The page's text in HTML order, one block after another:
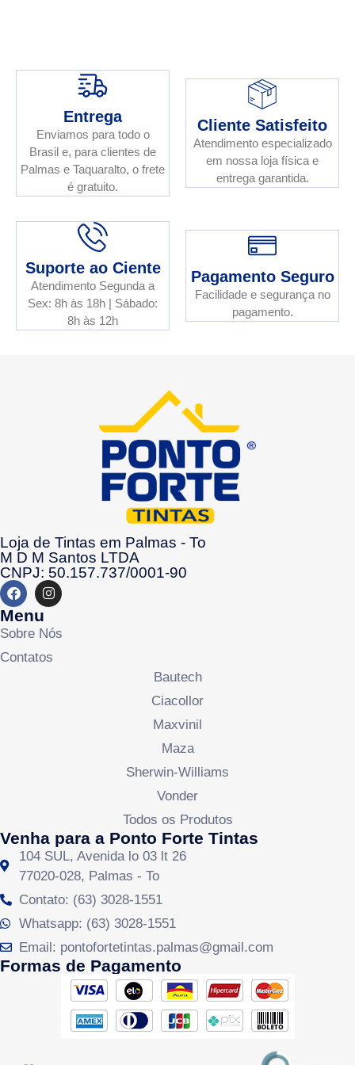
Entrega
Enviamos para todo o
Brasil e, para clientes de
Palmas e Taquaralto, o frete
é gratuito.
Cliente Satisfeito
Atendimento especializado
em nossa loja física e
entrega garantida.
Suporte ao Ciente
Atendimento Segunda a
Sex: 8h às 18h | Sábado:
8h às 12h
Pagamento Seguro
Facilidade e segurança no
pagamento.
Loja de Tintas em Palmas - To
M D M Santos LTDA
CNPJ: 50.157.737/0001-90
Menu
Sobre Nós
Contatos
Bautech
Ciacollor
Maxvinil
Maza
Sherwin-Williams
Vonder
Todos os Produtos
Venha para a Ponto Forte Tintas
104 SUL, Avenida lo 03 lt 26
77020-028, Palmas - To
Contato: (63) 3028-1551
Whatsapp: (63) 3028-1551
Email: pontofortetintas.palmas@gmail.com
Formas de Pagamento